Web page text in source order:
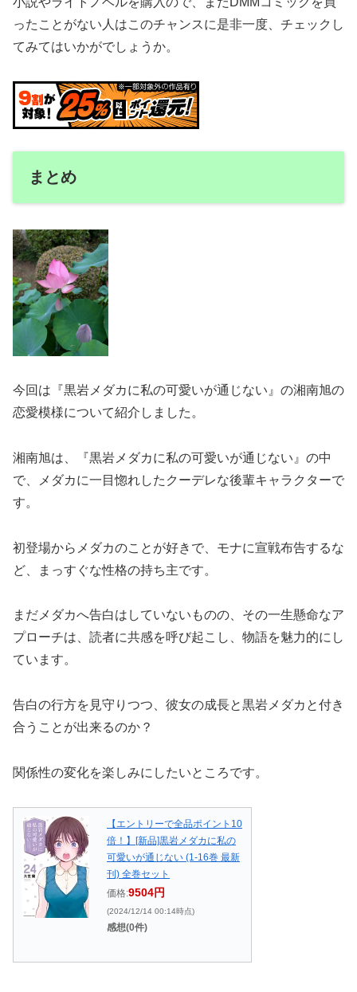
ったことがない人はこのチャンスに是非一度、チェックし
てみてはいかがでしょうか。
まとめ
今回は『黒岩メダカに私の可愛いが通じない』の湘南旭の
恋愛模様について紹介しました。
湘南旭は、『黒岩メダカに私の可愛いが通じない』の中
で、メダカに一目惚れしたクーデレな後輩キャラクターで
す。
初登場からメダカのことが好きで、モナに宣戦布告するな
ど、まっすぐな性格の持ち主です。
まだメダカへ告白はしていないものの、その一生懸命なア
プローチは、読者に共感を呼び起こし、物語を魅力的にし
ています。
告白の行方を見守りつつ、彼女の成長と黒岩メダカと付き
合うことが出来るのか？
関係性の変化を楽しみにしたいところです。
【エントリーで全品ポイント10
倍！】[新品]黒岩メダカに私の
可愛いが通じない (1-16巻 最新
刊) 全巻セット
価格:9504円
(2024/12/14 00:14時点)
感想(0件)